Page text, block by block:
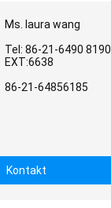
Ms. laura wang
Tel: 86-21-6490 8190
EXT:6638
86-21-64856185
Kontakt